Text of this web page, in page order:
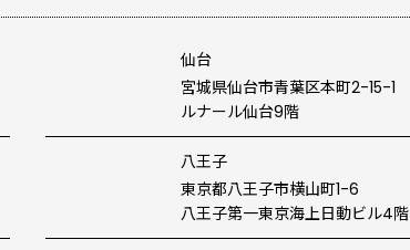
仙台
宮城県仙台市青葉区本町2-15-1
ルナール仙台9階
八王子
東京都八王子市横山町1-6
八王子第一東京海上日動ビル4階